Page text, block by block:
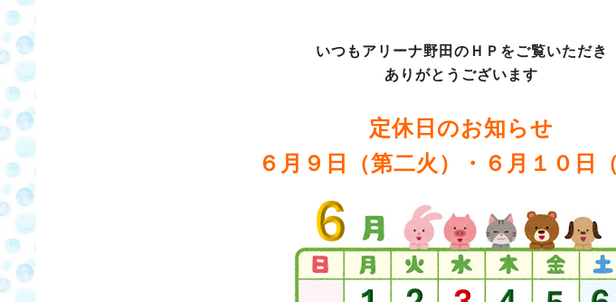
いつもアリーナ野田のＨＰをご覧いただき
ありがとうございます
定休日のお知らせ
６月９日（第二火）・６月１０日（